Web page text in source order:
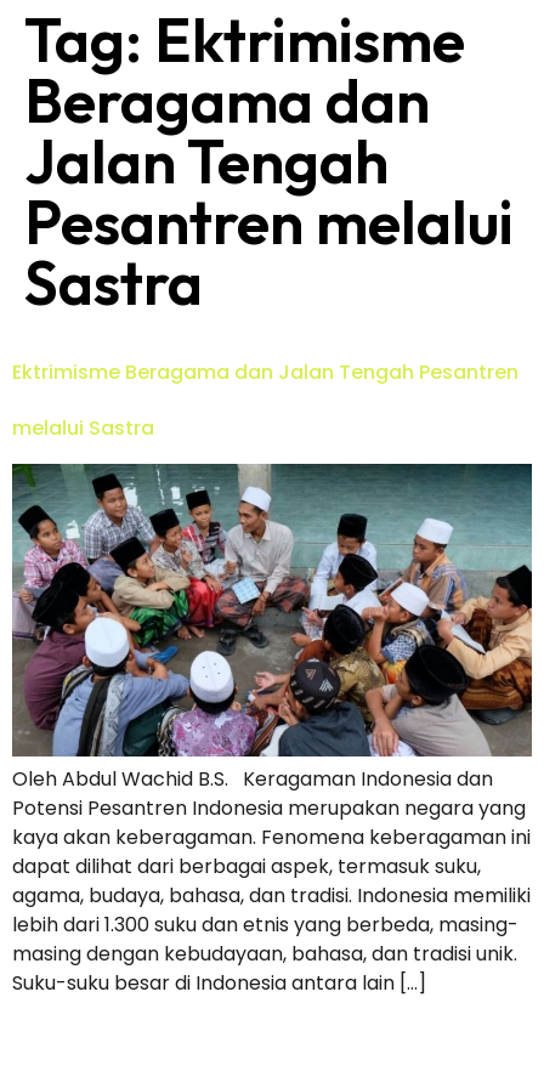
Tag: Ektrimisme
Beragama dan
Jalan Tengah
Pesantren melalui
Sastra
Ektrimisme Beragama dan Jalan Tengah Pesantren
melalui Sastra
Oleh Abdul Wachid B.S. Keragaman Indonesia dan
Potensi Pesantren Indonesia merupakan negara yang
kaya akan keberagaman. Fenomena keberagaman ini
dapat dilihat dari berbagai aspek, termasuk suku,
agama, budaya, bahasa, dan tradisi. Indonesia memiliki
lebih dari 1.300 suku dan etnis yang berbeda, masing-
masing dengan kebudayaan, bahasa, dan tradisi unik.
Suku-suku besar di Indonesia antara lain […]